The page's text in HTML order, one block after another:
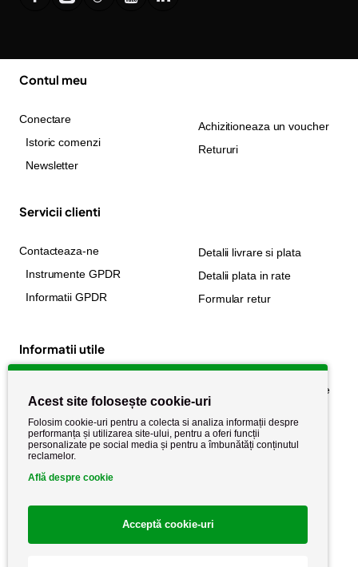
Contul meu
Conectare
Istoric comenzi
Newsletter
Achizitioneaza un voucher
Retururi
Servicii clienti
Contacteaza-ne
Instrumente GPDR
Informatii GPDR
Detalii livrare si plata
Detalii plata in rate
Formular retur
Informatii utile
Politica de cookie
Politica de confidențialitate
Termeni si conditii
Acest site folosește cookie-uri
Folosim cookie-uri pentru a colecta si analiza informații despre
performanța și utilizarea site-ului, pentru a oferi funcții
personalizate pe social media și pentru a îmbunătăți conținutul
reclamelor.
Află despre cookie
Acceptă cookie-uri